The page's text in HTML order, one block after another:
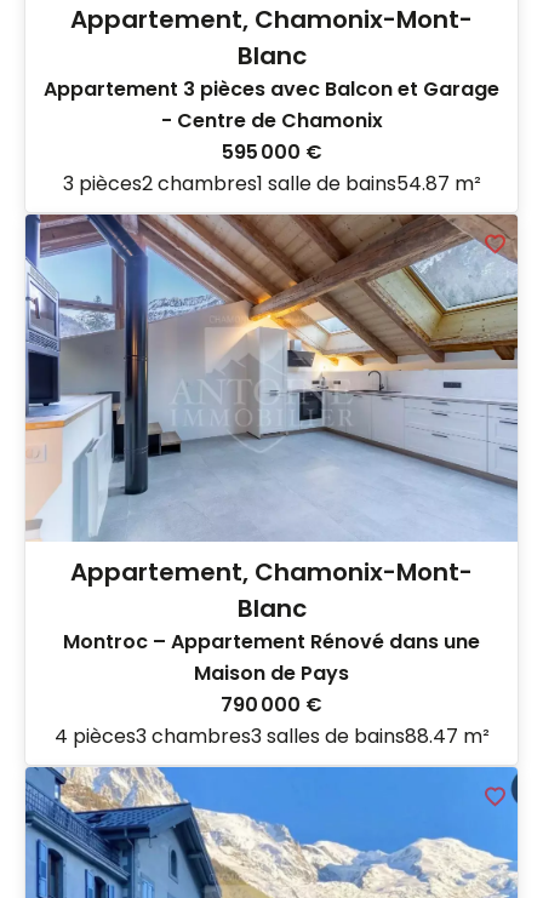
Appartement, Chamonix-Mont-
Blanc
Appartement 3 pièces avec Balcon et Garage
- Centre de Chamonix
595 000 €
3 pièces2 chambres1 salle de bains54.87 m²
Appartement, Chamonix-Mont-
Blanc
Montroc – Appartement Rénové dans une
Maison de Pays
790 000 €
4 pièces3 chambres3 salles de bains88.47 m²